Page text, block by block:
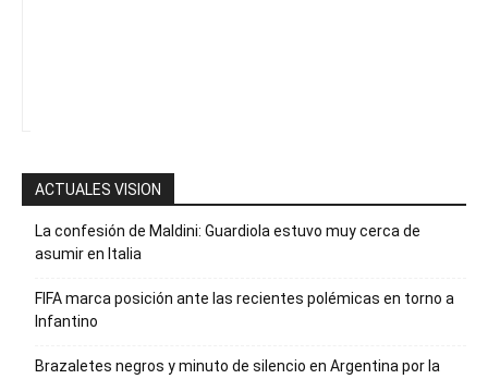
ACTUALES VISION
La confesión de Maldini: Guardiola estuvo muy cerca de
asumir en Italia
FIFA marca posición ante las recientes polémicas en torno a
Infantino
Brazaletes negros y minuto de silencio en Argentina por la